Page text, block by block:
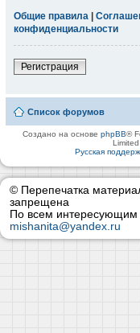
Общие правила |
конфиденциальности
Регистрация
Список форумов
Создано на основеphpBB®
Limited
Русская
© Перепечатка
запрещена
По всем
mishanita@yandex.ru